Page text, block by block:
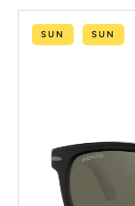
SUN SUN